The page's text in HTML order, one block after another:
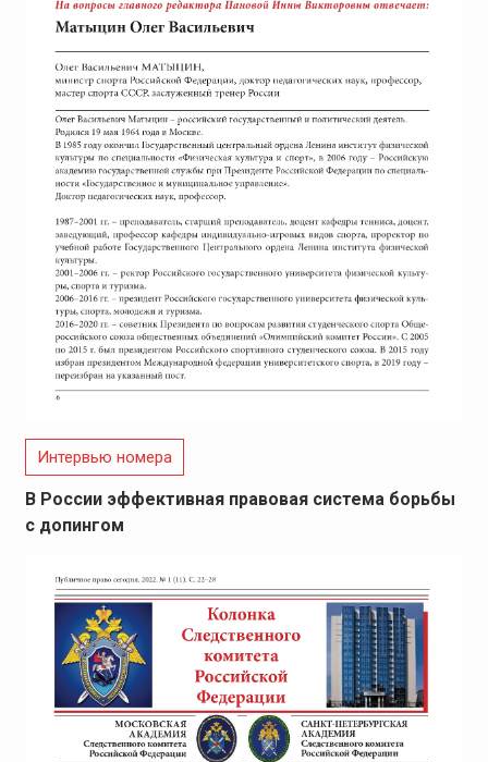
Интервью номера
В России эффективная правовая система борьбы
с допингом